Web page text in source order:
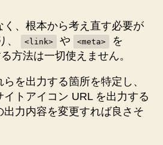
、根本から考え直す必要が
、
<link> や <meta> を
方法は一切使えません。
を出力する箇所を特定し、
トアイコン URL を出力する
力内容を変更すれば良さそ